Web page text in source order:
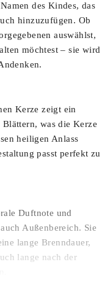
des Kindes, das
hinzuzufügen. Ob
auswählst,
möchtest – sie wird
Kerze zeigt ein
was die Kerze
heiligen Anlass
passt perfekt zu
Duftnote und
Außenbereich. Sie
lange Brenndauer,
lange nach der